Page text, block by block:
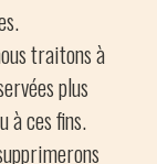
traitons à
plus
à ces fins.